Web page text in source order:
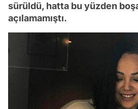
sürüldü, hatta bu yüzden
açılamamıştı.